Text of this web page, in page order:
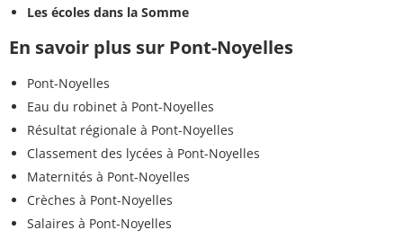
Les écoles dans la Somme
En savoir plus sur Pont-Noyelles
Pont-Noyelles
Eau du robinet à Pont-Noyelles
Résultat régionale à Pont-Noyelles
Classement des lycées à Pont-Noyelles
Maternités à Pont-Noyelles
Crèches à Pont-Noyelles
Salaires à Pont-Noyelles